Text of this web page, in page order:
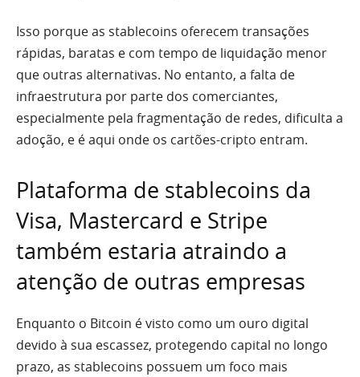
Isso porque as stablecoins oferecem transações
rápidas, baratas e com tempo de liquidação menor
que outras alternativas. No entanto, a falta de
infraestrutura por parte dos comerciantes,
especialmente pela fragmentação de redes, dificulta a
adoção, e é aqui onde os cartões-cripto entram.
Plataforma de stablecoins da
Visa, Mastercard e Stripe
também estaria atraindo a
atenção de outras empresas
Enquanto o Bitcoin é visto como um ouro digital
devido à sua escassez, protegendo capital no longo
prazo, as stablecoins possuem um foco mais